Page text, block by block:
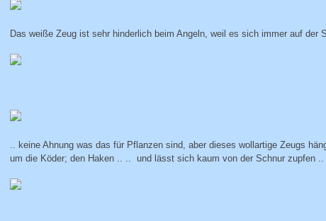
Das weiße Zeug ist sehr hinderlich beim Angeln, weil es sich immer auf der
.. keine Ahnung was das für Pflanzen sind, aber dieses wollartige Zeugs
um die Köder; den Haken .. .. und lässt sich kaum von der Schnur zupfen ..